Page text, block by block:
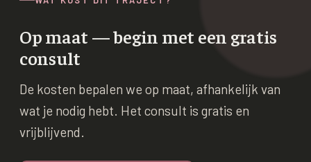
Op maat — begin met een gratis
consult
De kosten bepalen we op maat, afhankelijk van
wat je nodig hebt. Het consult is gratis en
vrijblijvend.